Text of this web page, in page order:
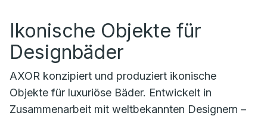
Ikonische Objekte für
Designbäder
AXOR konzipiert und produziert ikonische
Objekte für luxuriöse Bäder. Entwickelt in
Zusammenarbeit mit weltbekannten Designern –